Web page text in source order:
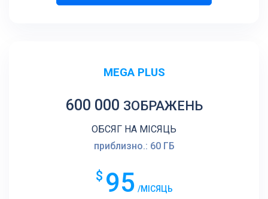
MEGA PLUS
600 000 ЗОБРАЖЕНЬ
ОБСЯГ НА МІСЯЦЬ
приблизно.: 60 ГБ
$ 95 /МІСЯЦЬ